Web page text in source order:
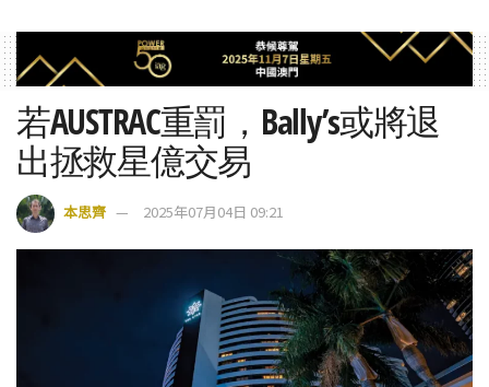
若AUSTRAC重罰，Bally’s或將退
出拯救星億交易
本思齊 2025年07月04日 09:21